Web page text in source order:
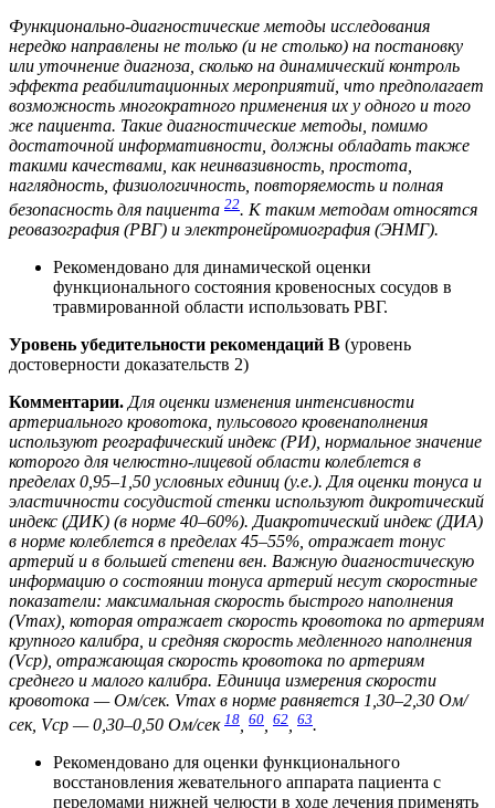
Функционально-диагностические методы исследования
нередко направлены не только (и не столько) на постановку
или уточнение диагноза, сколько на динамический контроль
эффекта реабилитационных мероприятий, что предполагает
возможность многократного применения их у одного и того
же пациента. Такие диагностические методы, помимо
достаточной информативности, должны обладать также
такими качествами, как неинвазивность, простота,
наглядность, физиологичность, повторяемость и полная
безопасность для пациента 22. К таким методам относятся
реовазография (РВГ) и электронейромиография (ЭНМГ).
Рекомендовано для динамической оценки
функционального состояния кровеносных сосудов в
травмированной области использовать РВГ.
Уровень убедительности рекомендаций В (уровень
достоверности доказательств 2)
Комментарии. Для оценки изменения интенсивности
артериального кровотока, пульсового кровенаполнения
используют реографический индекс (РИ), нормальное значение
которого для челюстно-лицевой области колеблется в
пределах 0,95–1,50 условных единиц (у.е.). Для оценки тонуса и
эластичности сосудистой стенки используют дикротический
индекс (ДИК) (в норме 40–60%). Диакротический индекс (ДИА)
в норме колеблется в пределах 45–55%, отражает тонус
артерий и в большей степени вен. Важную диагностическую
информацию о состоянии тонуса артерий несут скоростные
показатели: максимальная скорость быстрого наполнения
(Vmax), которая отражает скорость кровотока по артериям
крупного калибра, и средняя скорость медленного наполнения
(Vср), отражающая скорость кровотока по артериям
среднего и малого калибра. Единица измерения скорости
кровотока — Ом/сек. Vmax в норме равняется 1,30–2,30 Ом/
сек, Vср — 0,30–0,50 Ом/сек 18 60 62 63.
Рекомендовано для оценки функционального
восстановления жевательного аппарата пациента с
переломами нижней челюсти в ходе лечения применять